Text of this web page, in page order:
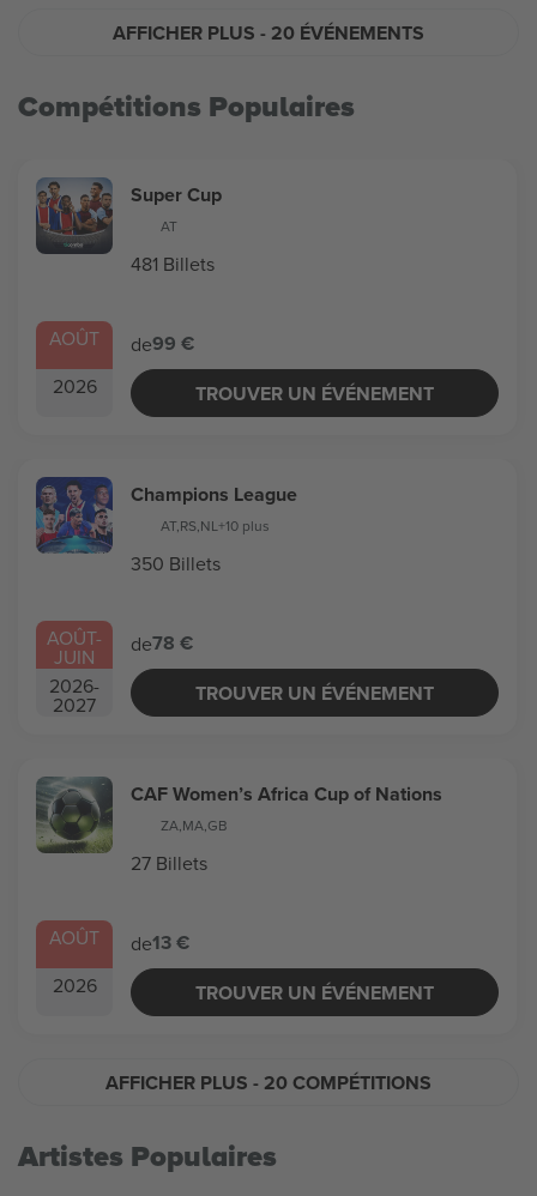
AFFICHER PLUS - 20 ÉVÉNEMENTS
Compétitions Populaires
AOÛT
2026
Super Cup
AT
481 Billets
de99 €
TROUVER UN ÉVÉNEMENT
AOÛT-
JUIN
2026-
2027
Champions League
AT,RS,NL+10 plus
350 Billets
de78 €
TROUVER UN ÉVÉNEMENT
AOÛT
2026
CAF Women’s Africa Cup of Nations
ZA,MA,GB
27 Billets
de13 €
TROUVER UN ÉVÉNEMENT
AFFICHER PLUS - 20 COMPÉTITIONS
Artistes Populaires